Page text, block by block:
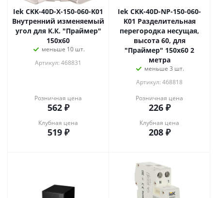
Iek CKK-40D-X-150-060-K01
Внутренний изменяемый
угол для К.К. "Праймер"
150х60
меньше 10 шт.
Артикул: 468831
Розничная цена
562₽
Клубная цена
519₽
Iek CKK-40D-NP-150-060-
K01 Разделительная
перегородка несущая,
высота 60, для
"Праймер" 150х60 2
метра
меньше 3 шт.
Артикул: 468818
Розничная цена
226₽
Клубная цена
208₽